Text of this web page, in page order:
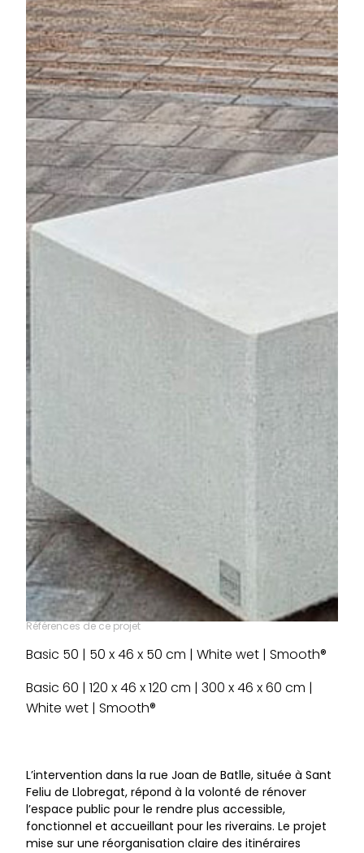
Références de ce projet
Basic 50 | 50 x 46 x 50 cm | White wet | Smooth®
Basic 60 | 120 x 46 x 120 cm | 300 x 46 x 60 cm |
White wet | Smooth®
L’intervention dans la rue Joan de Batlle, située à Sant
Feliu de Llobregat, répond à la volonté de rénover
l’espace public pour le rendre plus accessible,
fonctionnel et accueillant pour les riverains. Le projet
mise sur une réorganisation claire des itinéraires